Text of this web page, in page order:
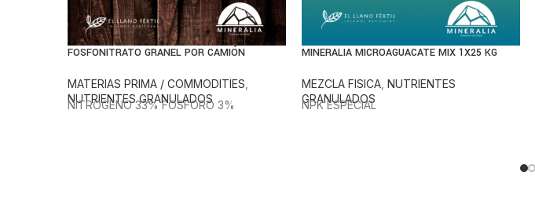
FOSFONITRATO GRANEL POR CAMIÓN
MATERIAS PRIMA / COMMODITIES
NUTRIENTES GRANULADOS
NITROGENO 33% FOSFORO 3%
MINERALIA MICROAGUACATE MIX 1X25 KG
MEZCLA FISICA NUTRIENTES
GRANULADOS
NPK ESPECIAL